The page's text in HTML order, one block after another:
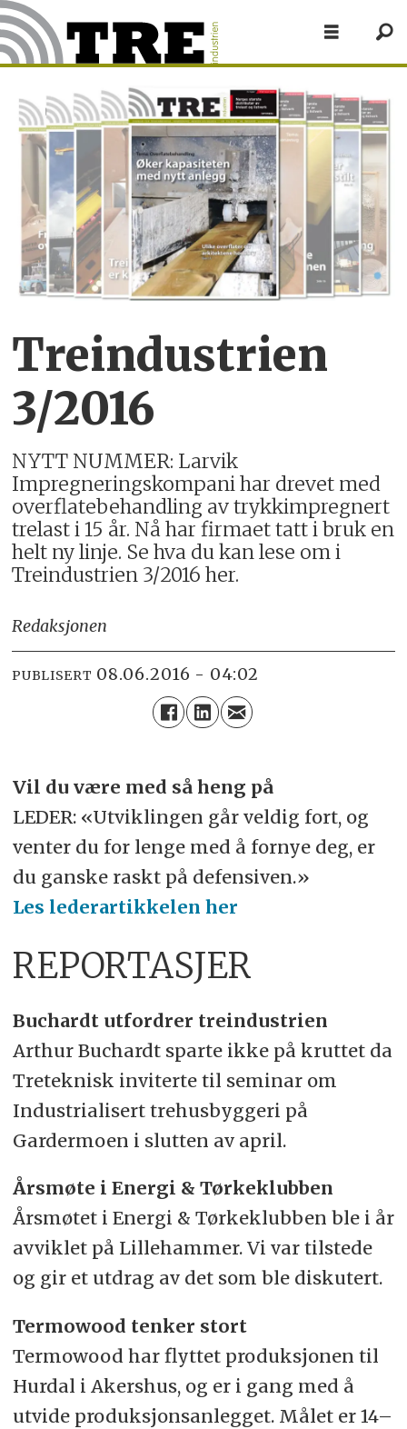
Treindustrien
3/2016
NYTT NUMMER: Larvik
Impregneringskompani har drevet med
overflatebehandling av trykkimpregnert
trelast i 15 år. Nå har firmaet tatt i bruk en
helt ny linje. Se hva du kan lese om i
Treindustrien 3/2016 her.
Redaksjonen
PUBLISERT 08.06.2016 - 04:02
Vil du være med så heng på
LEDER: «Utviklingen går veldig fort, og
venter du for lenge med å fornye deg, er
du ganske raskt på defensiven.»
Les lederartikkelen her
REPORTASJER
Buchardt utfordrer treindustrien
Arthur Buchardt sparte ikke på kruttet da
Treteknisk inviterte til seminar om
Industrialisert trehusbyggeri på
Gardermoen i slutten av april.
Årsmøte i Energi & Tørkeklubben
Årsmøtet i Energi & Tørkeklubben ble i år
avviklet på Lillehammer. Vi var tilstede
og gir et utdrag av det som ble diskutert.
Termowood tenker stort
Termowood har flyttet produksjonen til
Hurdal i Akershus, og er i gang med å
utvide produksjonsanlegget. Målet er 14–